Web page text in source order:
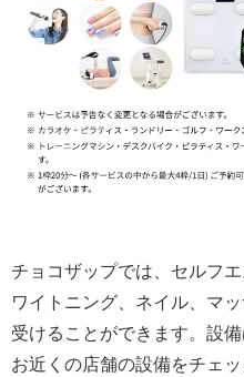
チョコザップでは、セルフ
ワイトニング、ネイル、マ
受けることができます。設
お近くの店舗の設備をチェッ